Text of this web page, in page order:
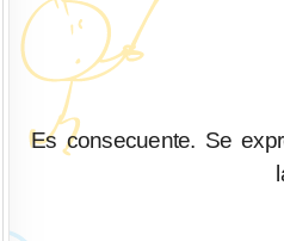
Es consecuente. Se